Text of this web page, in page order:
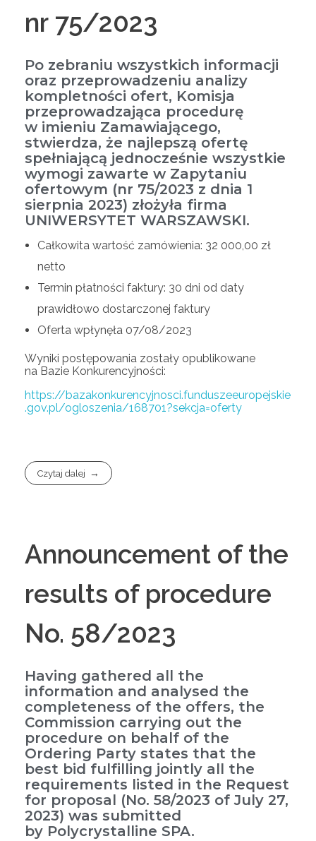
nr 75/2023
Po zebraniu wszystkich informacji
oraz przeprowadzeniu analizy
kompletności ofert, Komisja
przeprowadzająca procedurę
w imieniu Zamawiającego,
stwierdza, że najlepszą ofertę
spełniającą jednocześnie wszystkie
wymogi zawarte w Zapytaniu
ofertowym (nr 75/2023 z dnia 1
sierpnia 2023) złożyła firma
UNIWERSYTET WARSZAWSKI.
Całkowita wartość zamówienia: 32 000,00 zł
netto
Termin płatności faktury: 30 dni od daty
prawidłowo dostarczonej faktury
Oferta wpłynęła 07/08/2023
Wyniki postępowania zostały opublikowane
na Bazie Konkurencyjności:
https://bazakonkurencyjnosci.funduszeeuropejskie
.gov.pl/ogloszenia/168701?sekcja=oferty
Czytaj dalej
Announcement of the
results of procedure
No. 58/2023
Having gathered all the
information and analysed the
completeness of the offers, the
Commission carrying out the
procedure on behalf of the
Ordering Party states that the
best bid fulfilling jointly all the
requirements listed in the Request
for proposal (No. 58/2023 of July 27,
2023) was submitted
by Polycrystalline SPA.